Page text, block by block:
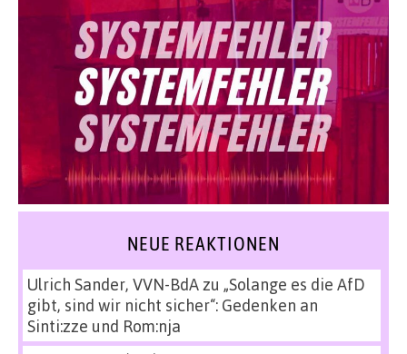
NEUE REAKTIONEN
Ulrich Sander, VVN-BdAzu „Solange es die AfD
gibt, sind wir nicht sicher“: Gedenken an
Sinti:zze und Rom:nja